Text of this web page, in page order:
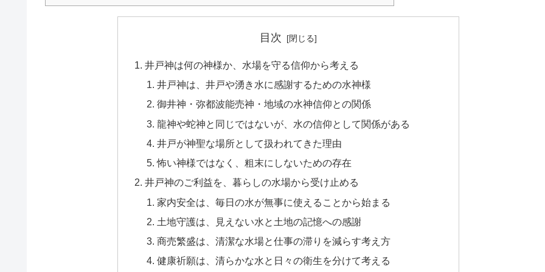
目次
井戸神は何の神様か、水場を守る信仰から考える
井戸神は、井戸や湧き水に感謝するための水神様
御井神・弥都波能売神・地域の水神信仰との関係
龍神や蛇神と同じではないが、水の信仰として関係がある
井戸が神聖な場所として扱われてきた理由
怖い神様ではなく、粗末にしないための存在
井戸神のご利益を、暮らしの水場から受け止める
家内安全は、毎日の水が無事に使えることから始まる
土地守護は、見えない水と土地の記憶への感謝
商売繁盛は、清潔な水場と仕事の滞りを減らす考え方
健康祈願は、清らかな水と日々の衛生を分けて考える